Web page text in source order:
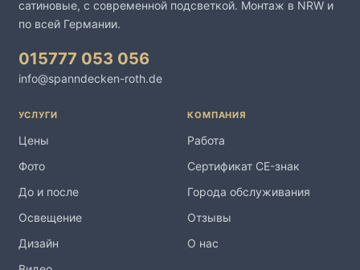
сатиновые, с современной подсветкой. Монтаж в NRW и
по всей Германии.
015777 053 056
info@spanndecken-roth.de
УСЛУГИ
Цены
Фото
До и после
Освещение
Дизайн
КОМПАНИЯ
Работа
Сертификат CE-знак
Города обслуживания
Отзывы
О нас